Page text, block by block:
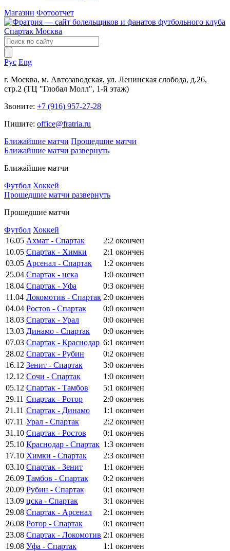
Магазин Фотоотчет
Рус Eng
г. Москва, м. Автозаводская, ул. Ленинская слобода, д.26,
стр.2 (ТЦ "Глобал Молл", 1-й этаж)
Звоните: +7 (916) 957-27-28
Пишите: office@fratria.ru
Ближайшие матчи Прошедшие матчи
Ближайшие матчи развернуть
Ближайшие матчи
Футбол Хоккей
Прошедшие матчи развернуть
Прошедшие матчи
Футбол Хоккей
16.05 Ахмат - Спартак 2:2 окончен
10.05 Спартак - Химки 2:1 окончен
03.05 Арсенал - Спартак 1:2 окончен
25.04 Спартак - цска 1:0 окончен
18.04 Спартак - Уфа 0:3 окончен
11.04 Локомотив - Спартак 2:0 окончен
04.04 Ростов - Спартак 0:0 окончен
18.03 Спартак - Урал 0:0 окончен
13.03 Динамо - Спартак 0:0 окончен
07.03 Спартак - Краснодар 6:1 окончен
28.02 Спартак - Рубин 0:2 окончен
16.12 Зенит - Спартак 3:0 окончен
12.12 Сочи - Спартак 1:0 окончен
05.12 Спартак - Тамбов 5:1 окончен
29.11 Спартак - Ротор 2:0 окончен
21.11 Спартак - Динамо 1:1 окончен
07.11 Урал - Спартак 2:2 окончен
31.10 Спартак - Ростов 0:1 окончен
25.10 Краснодар - Спартак 1:3 окончен
17.10 Химки - Спартак 2:3 окончен
03.10 Спартак - Зенит 1:1 окончен
26.09 Тамбов - Спартак 0:2 окончен
20.09 Рубин - Спартак 0:1 окончен
13.09 цска - Спартак 3:1 окончен
29.08 Спартак - Арсенал 2:1 окончен
26.08 Ротор - Спартак 0:1 окончен
23.08 Спартак - Локомотив 2:1 окончен
19.08 Уфа - Спартак 1:1 окончен